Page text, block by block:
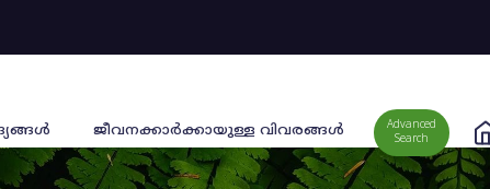
ജീവനക്കാര്‍ക്കായുള്ള വിവരങ്ങള്‍
Advanced
Search